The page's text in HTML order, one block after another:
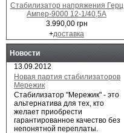
Стабилизатор напряжения Герц
Ампер-9000 12-1/40,5А
3.990,00 грн
+доставка
Новости
13.09.2012
Новая партия стабилизаторов
Мережик
Cтабилизатор "Мережик" - это
альтернатива для тех, кто
желает приобрести
гарантированное качество без
непонятной переплаты.